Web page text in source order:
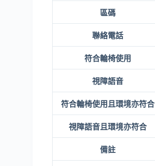
區碼
聯絡電話
符合輪椅使用
視障語音
符合輪椅使用且環境亦符合
視障語音且環境亦符合
備註